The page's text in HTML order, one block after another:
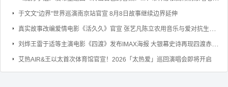
于文文“边界”世界巡演南京站官宣 8月8日故事继续边界延伸
艾热AIR&王以太首次体育馆官宣！2026「太热爱」巡回演唱会即将开启